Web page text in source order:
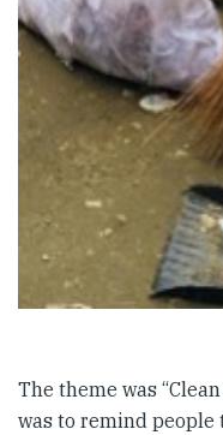
The theme was
was to remind